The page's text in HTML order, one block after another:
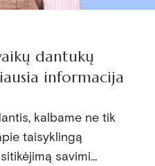
dantukų
informacija
kalbame ne tik
taisyklingą
savimi...